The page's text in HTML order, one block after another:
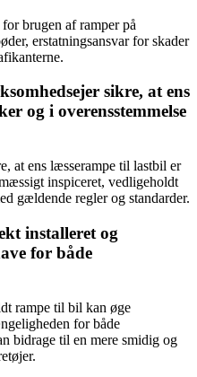
brugen af ramper på
erstatningsansvar for skader
sikre, at ens
og i overensstemmelse
at ens læsserampe til lastbil er
inspiceret, vedligeholdt
gældende regler og standarder.
installeret og
for både
rampe til bil kan øge
for både
bidrage til en mere smidig og